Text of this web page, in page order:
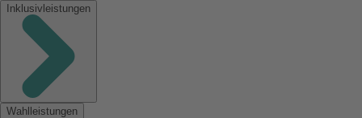
Inklusivleistungen
Wahlleistungen